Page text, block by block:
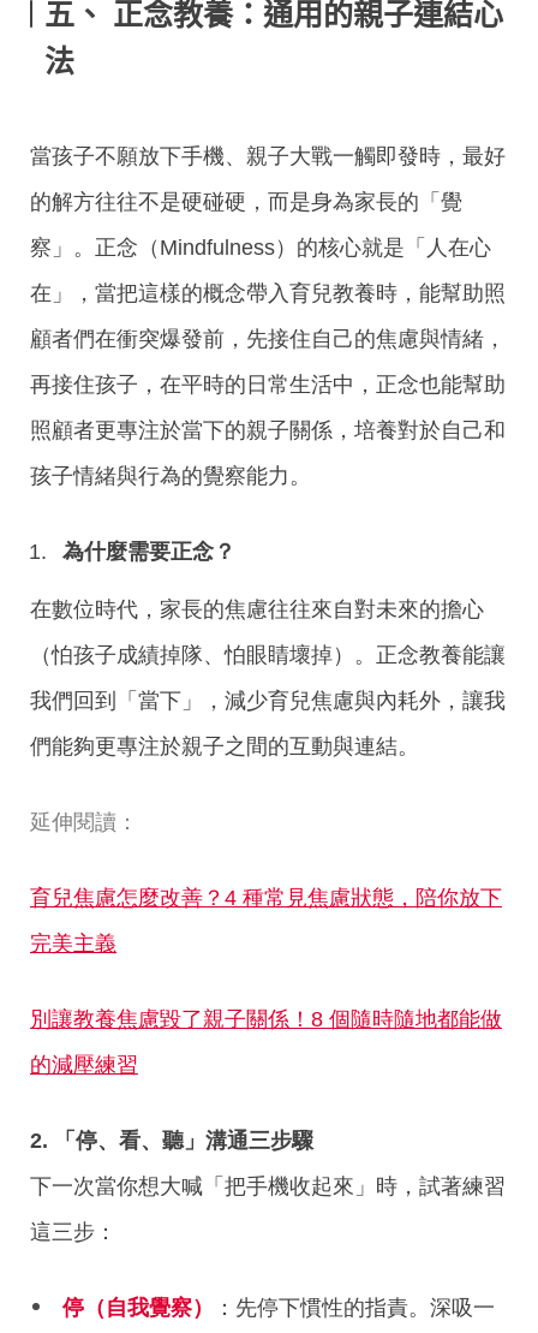
五 、 正念教養：通用的親子連結心
法
當孩子不願放下手機、親子大戰一觸即發時，最好
的解方往往不是硬碰硬，而是身為家長的「覺
察」。正念（Mindfulness）的核心就是「人在心
在」，當把這樣的概念帶入育兒教養時，能幫助照
顧者們在衝突爆發前，先接住自己的焦慮與情緒，
再接住孩子，在平時的日常生活中，正念也能幫助
照顧者更專注於當下的親子關係，培養對於自己和
孩子情緒與行為的覺察能力。
為什麼需要正念？
在數位時代，家長的焦慮往往來自對未來的擔心
（怕孩子成績掉隊、怕眼睛壞掉）。正念教養能讓
我們回到「當下」，減少育兒焦慮與內耗外，讓我
們能夠更專注於親子之間的互動與連結。
延伸閱讀：
育兒焦慮怎麼改善？4 種常見焦慮狀態，陪你放下
完美主義
別讓教養焦慮毀了親子關係！8 個隨時隨地都能做
的減壓練習
2. 「停、看、聽」溝通三步驟
下一次當你想大喊「把手機收起來」時，試著練習
這三步：
停（自我覺察）
：先停下慣性的指責。深吸一